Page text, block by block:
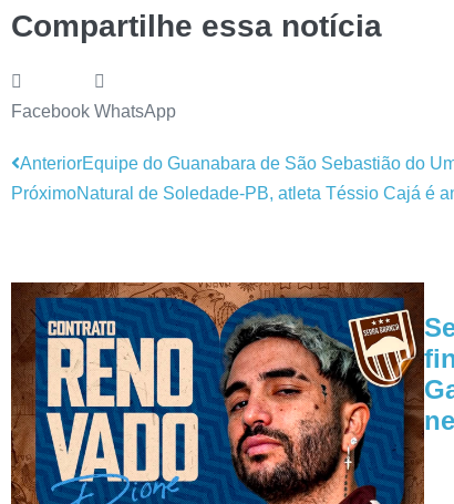
Compartilhe essa notícia
Facebook WhatsApp
AnteriorEquipe do Guanabara de São Sebastião do
PróximoNatural de Soledade-PB, atleta Téssio Cajá é